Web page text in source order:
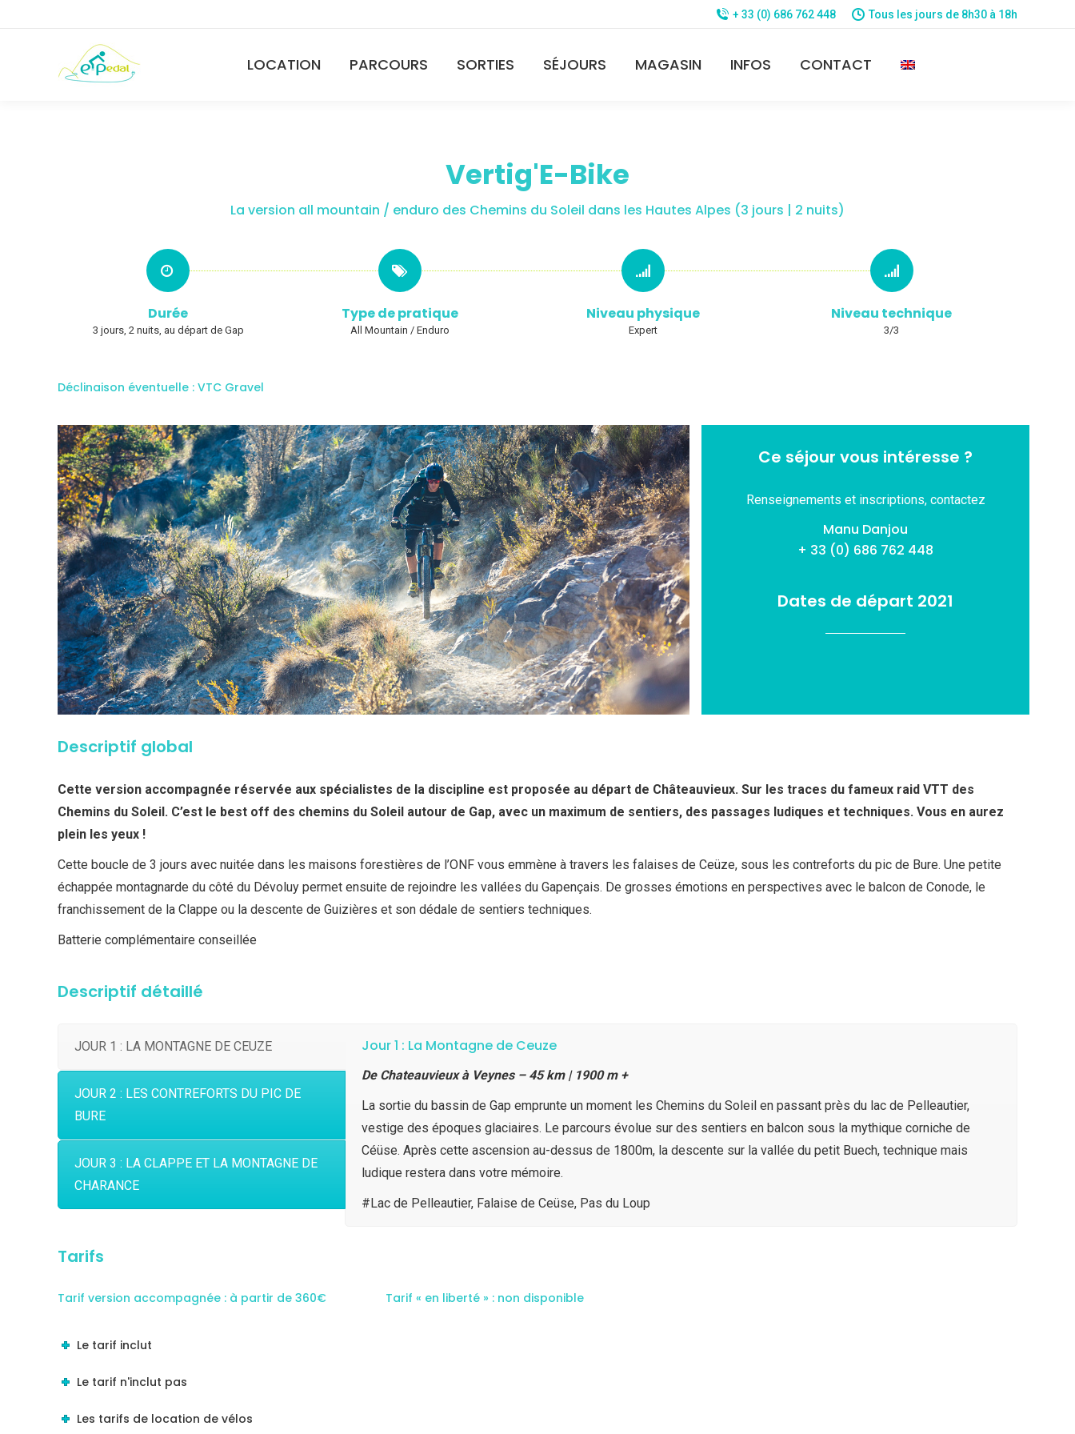
+ 33 (0) 686 762 448 Tous les jours de 8h30 à 18h
LOCATION PARCOURS SORTIES SÉJOURS MAGASIN INFOS CONTACT
Vertig'E-Bike
La version all mountain / enduro des Chemins du Soleil dans les Hautes Alpes (3 jours | 2 nuits)
Durée
3 jours, 2 nuits, au départ de Gap
Type de pratique
All Mountain / Enduro
Niveau physique
Expert
Niveau technique
3/3
Déclinaison éventuelle : VTC Gravel
Ce séjour vous intéresse ?
Renseignements et inscriptions, contactez
Manu Danjou
+ 33 (0) 686 762 448
Dates de départ 2021
Descriptif global
Cette version accompagnée réservée aux spécialistes de la discipline est proposée au départ de Châteauvieux. Sur les traces du fameux raid VTT des
Chemins du Soleil. C’est le best off des chemins du Soleil autour de Gap, avec un maximum de sentiers, des passages ludiques et techniques. Vous en aurez
plein les yeux !
Cette boucle de 3 jours avec nuitée dans les maisons forestières de l’ONF vous emmène à travers les falaises de Ceüze, sous les contreforts du pic de Bure. Une petite
échappée montagnarde du côté du Dévoluy permet ensuite de rejoindre les vallées du Gapençais. De grosses émotions en perspectives avec le balcon de Conode, le
franchissement de la Clappe ou la descente de Guizières et son dédale de sentiers techniques.
Batterie complémentaire conseillée
Descriptif détaillé
JOUR 1 : LA MONTAGNE DE CEUZE
JOUR 2 : LES CONTREFORTS DU PIC DE
BURE
JOUR 3 : LA CLAPPE ET LA MONTAGNE DE
CHARANCE
Jour 1 : La Montagne de Ceuze
De Chateauvieux à Veynes – 45 km | 1900 m +
La sortie du bassin de Gap emprunte un moment les Chemins du Soleil en passant près du lac de Pelleautier,
vestige des époques glaciaires. Le parcours évolue sur des sentiers en balcon sous la mythique corniche de
Céüse. Après cette ascension au-dessus de 1800m, la descente sur la vallée du petit Buech, technique mais
ludique restera dans votre mémoire.
#Lac de Pelleautier, Falaise de Ceüse, Pas du Loup
Tarifs
Tarif version accompagnée : à partir de 360€ Tarif « en liberté » : non disponible
Le tarif inclut
Le tarif n'inclut pas
Les tarifs de location de vélos